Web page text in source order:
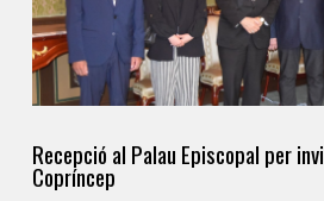
Recepció al Palau Episcopal per
Copríncep